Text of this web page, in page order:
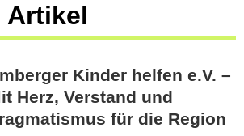
Artikel
Kinder helfen e.V. –
Herz, Verstand und
für die Region